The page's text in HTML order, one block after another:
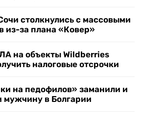
столкнулись с массовыми
из-за плана «Ковер»
на объекты Wildberries
налоговые отсрочки
на педофилов» заманили и
мужчину в Болгарии